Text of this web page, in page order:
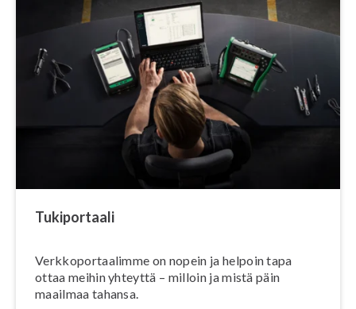
Tu­ki­por­taa­li
Verk­ko­por­taa­lim­me on nopein ja helpoin tapa
ottaa meihin yhteyttä – milloin ja mistä päin
maailmaa tahansa.